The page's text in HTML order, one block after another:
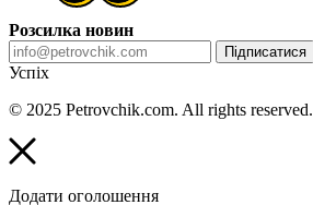
Розсилка новин
Підписатися
Успіх
© 2025 Petrovchik.com. All rights reserved.
Додати оголошення